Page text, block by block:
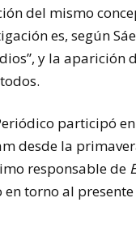
del mismo
es, según
y la
participó en
desde la
responsable de
en torno al